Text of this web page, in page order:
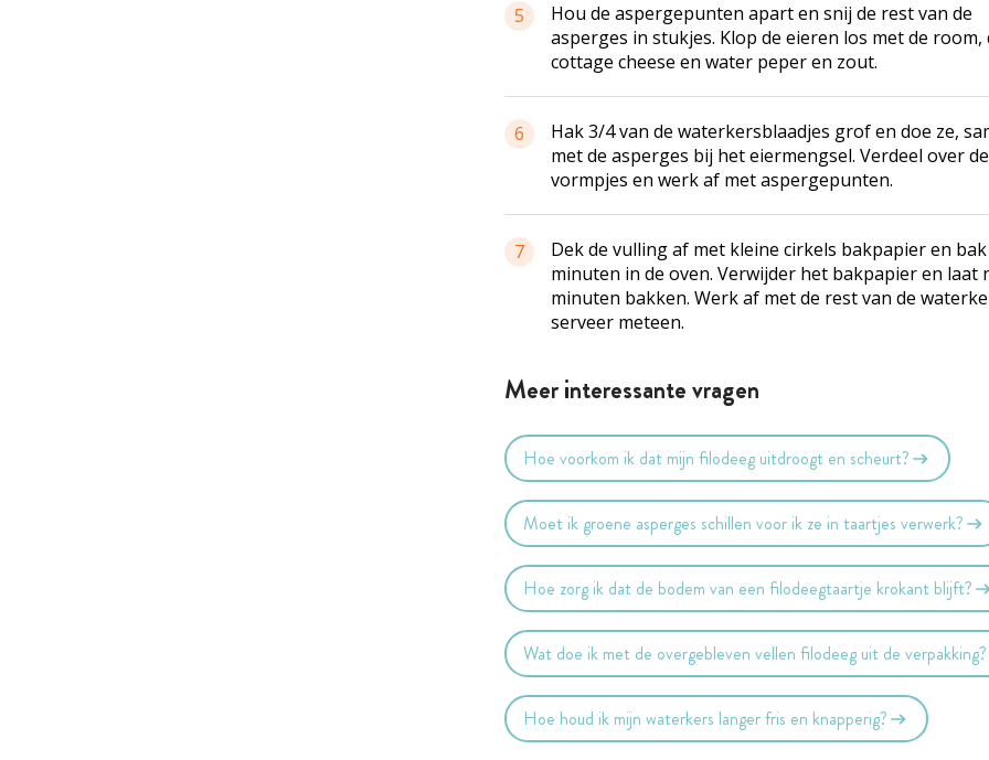
5
Hou de aspergepunten apart en snij de rest van de
asperges in stukjes. Klop de eieren los met de room,
cottage cheese en water peper en zout.
6
Hak 3/4 van de waterkersblaadjes grof en doe ze,
met de asperges bij het eiermengsel. Verdeel over de
vormpjes en werk af met aspergepunten.
7
Dek de vulling af met kleine cirkels bakpapier en bak
minuten in de oven. Verwijder het bakpapier en laat
minuten bakken. Werk af met de rest van de
serveer meteen.
Meer interessante vragen
Hoe voorkom ik dat mijn filodeeg uitdroogt en scheurt?
Moet ik groene asperges schillen voor ik ze in taartjes verwerk?
Hoe zorg ik dat de bodem van een filodeegtaartje krokant blijft?
Wat doe ik met de overgebleven vellen filodeeg uit de verpakking?
Hoe houd ik mijn waterkers langer fris en knapperig?